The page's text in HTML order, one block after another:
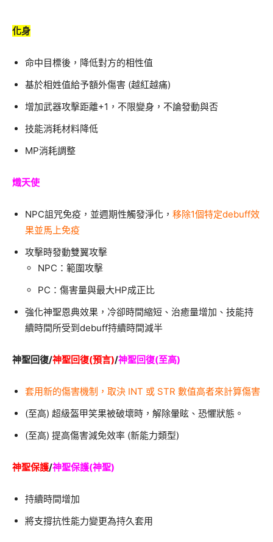
化身
命中目標後，降低對方的相性值
基於相姓值給予額外傷害 (越紅越痛)
增加武器攻擊距離+1，不限變身，不論發動與否
技能消耗材料降低
MP消耗調整
熾天使
NPC詛咒免疫，並週期性觸發淨化， 移除1個特定debuff效
果並馬上免疫
攻擊時發動雙翼攻擊
NPC：範圍攻擊
PC：傷害量與最大HP成正比
強化神聖恩典效果，冷卻時間縮短、治癒量增加、技能持
續時間所受到debuff持續時間減半
神聖回復/神聖回復(預言)/神聖回復(至高)
套用新的傷害機制，取決 INT 或 STR 數值高者來計算傷害
(至高) 超級盔甲笑果被破壞時，解除暈眩、恐懼狀態。
(至高) 提高傷害減免效率 (新能力類型)
神聖保護/神聖保護(神聖)
持續時間增加
將支撐抗性能力變更為持久套用